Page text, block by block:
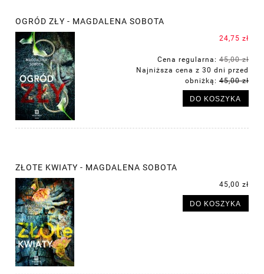
OGRÓD ZŁY - MAGDALENA SOBOTA
24,75 zł
Cena regularna: 45,00 zł
Najniższa cena z 30 dni przed
obniżką: 45,00 zł
DO KOSZYKA
ZŁOTE KWIATY - MAGDALENA SOBOTA
45,00 zł
DO KOSZYKA